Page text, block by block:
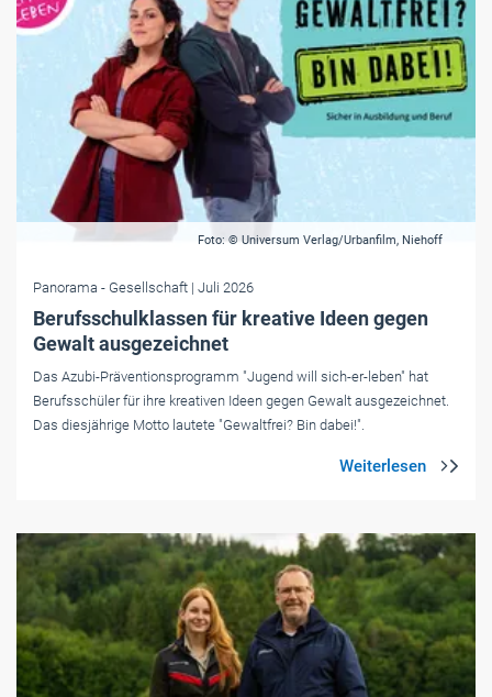
Foto: © Universum Verlag/Urbanfilm, Niehoff
Panorama - Gesellschaft | Juli 2026
Berufsschulklassen für kreative Ideen gegen
Gewalt ausgezeichnet
Das Azubi-Präventionsprogramm "Jugend will sich-er-leben" hat
Berufsschüler für ihre kreativen Ideen gegen Gewalt ausgezeichnet.
Das diesjährige Motto lautete "Gewaltfrei? Bin dabei!".